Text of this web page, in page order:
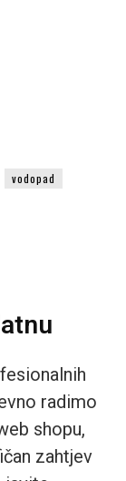
vodopad
radimo
shopu,
zahtjev